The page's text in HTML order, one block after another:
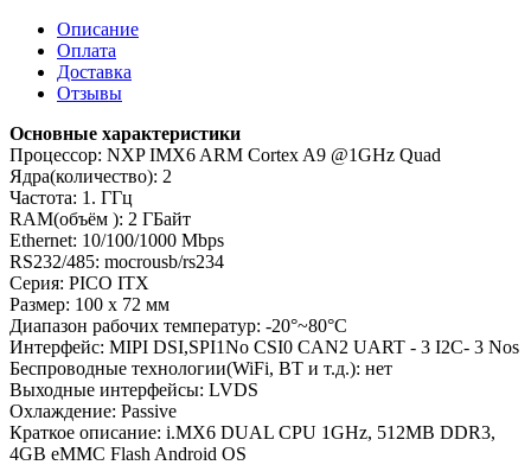
Описание
Оплата
Доставка
Отзывы
Основные характеристики
Процессор: NXP IMX6 ARM Cortex A9 @1GHz Quad
Ядра(количество): 2
Частота: 1. ГГц
RAM(объём ): 2 ГБайт
Ethernet: 10/100/1000 Mbps
RS232/485: mocrousb/rs234
Серия: PICO ITX
Размер: 100 x 72 мм
Диапазон рабочих температур: -20°~80°C
Интерфейс: MIPI DSI,SPI1No CSI0 CAN2 UART - 3 I2C- 3 Nos
Беспроводные технологии(WiFi, BT и т.д.): нет
Выходные интерфейсы: LVDS
Охлаждение: Passive
Краткое описание: i.MX6 DUAL CPU 1GHz, 512MB DDR3,
4GB eMMC Flash Android OS